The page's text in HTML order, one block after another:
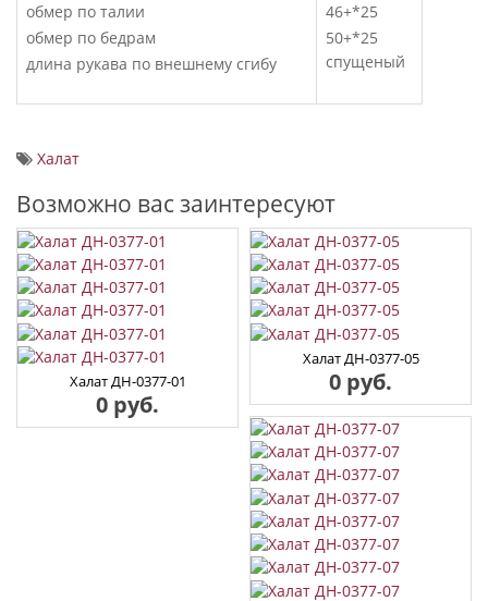
обмер по талии
обмер по бедрам
длина рукава по внешнему сгибу
46+*25
50+*25
спущеный
Халат
Возможно вас заинтересуют
Халат ДН-0377-01
0 руб.
Халат ДН-0377-05
0 руб.